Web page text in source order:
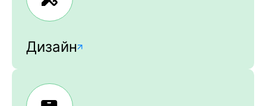
Дизайн